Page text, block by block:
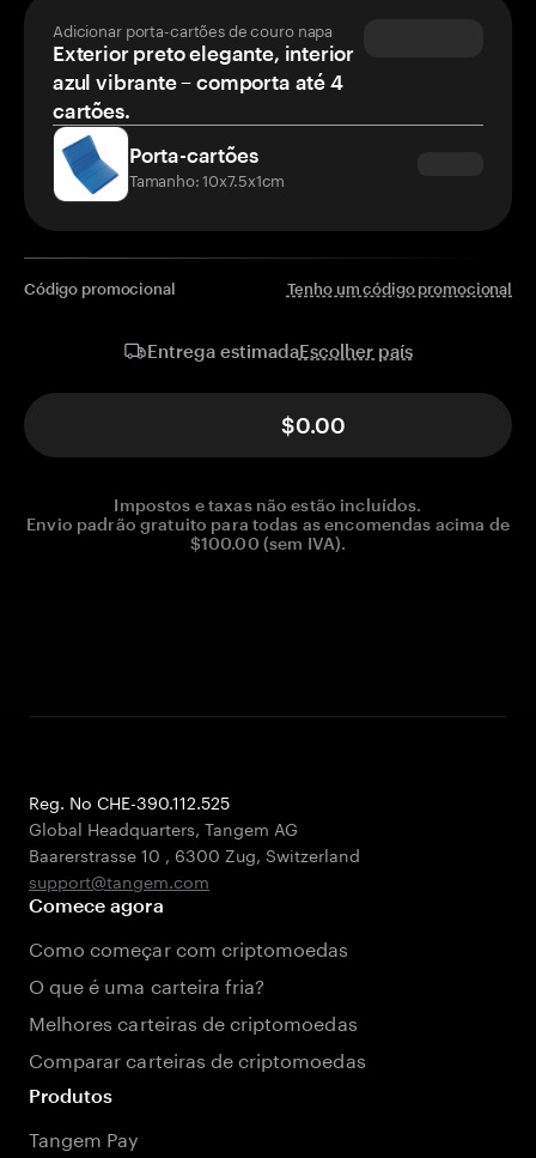
Adicionar porta-cartões de couro napa
Exterior preto elegante, interior
azul vibrante – comporta até 4
cartões.
Porta-cartões
Tamanho: 10x7.5x1cm
Código promocional Tenho um código promocional
Entrega estimadaEscolher país
$0.00
Impostos e taxas não estão incluídos.
Envio padrão gratuito para todas as encomendas acima de
$100.00 (sem IVA).
Reg. No CHE-390.112.525
Global Headquarters, Tangem AG
Baarerstrasse 10 , 6300 Zug, Switzerland
support@tangem.com
Comece agora
Como começar com criptomoedas
O que é uma carteira fria?
Melhores carteiras de criptomoedas
Comparar carteiras de criptomoedas
Produtos
Tangem Pay